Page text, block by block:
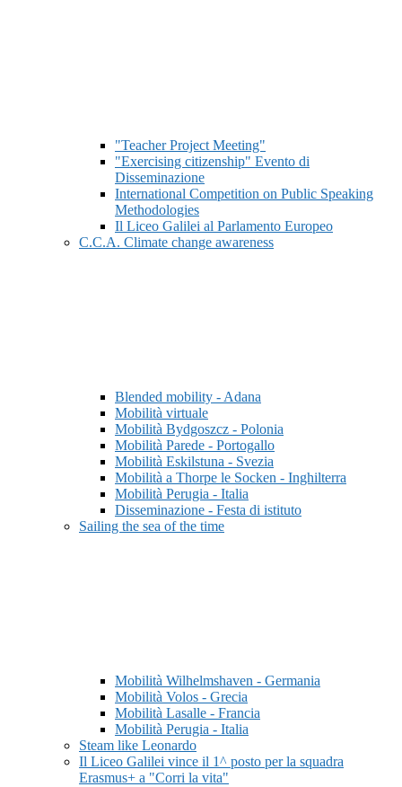
"Teacher Project Meeting"
"Exercising citizenship" Evento di
Disseminazione
International Competition on Public Speaking
Methodologies
Il Liceo Galilei al Parlamento Europeo
C.C.A. Climate change awareness
Blended mobility - Adana
Mobilità virtuale
Mobilità Bydgoszcz - Polonia
Mobilità Parede - Portogallo
Mobilità Eskilstuna - Svezia
Mobilità a Thorpe le Socken - Inghilterra
Mobilità Perugia - Italia
Disseminazione - Festa di istituto
Sailing the sea of the time
Mobilità Wilhelmshaven - Germania
Mobilità Volos - Grecia
Mobilità Lasalle - Francia
Mobilità Perugia - Italia
Steam like Leonardo
Il Liceo Galilei vince il 1^ posto per la squadra
Erasmus+ a "Corri la vita"